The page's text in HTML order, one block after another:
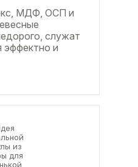
МДФ, ОСП и
служат
эффектно и